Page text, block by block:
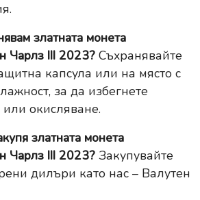
златната монета
Чарлз III 2023? Съхранявайте
капсула или на място с
за да избегнете
окисляване.
златната монета
Чарлз III 2023? Закупувайте
дилъри като нас – Валутен